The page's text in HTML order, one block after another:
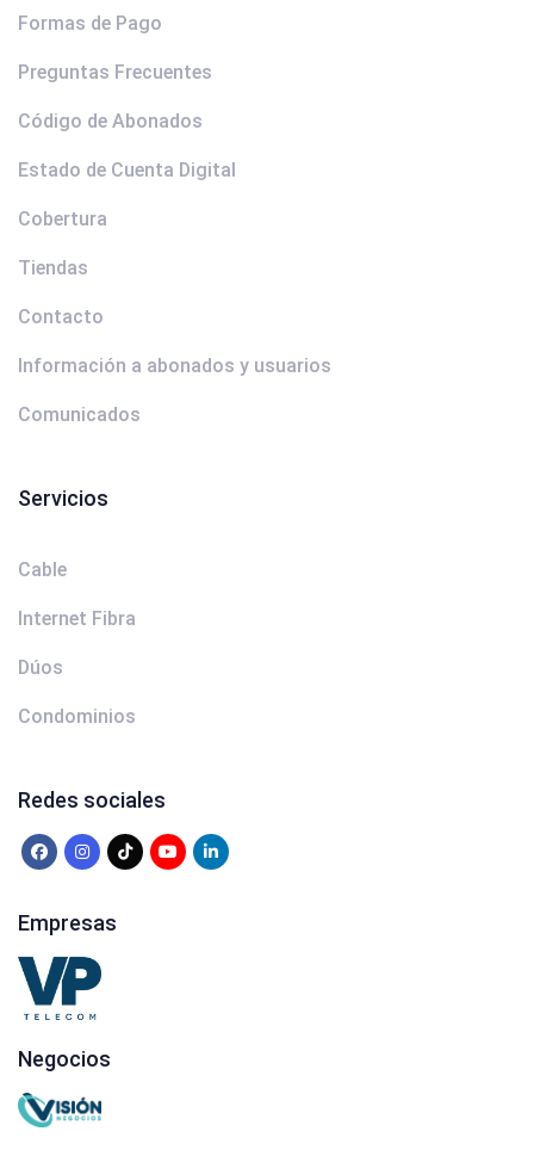
Formas de Pago
Preguntas Frecuentes
Código de Abonados
Estado de Cuenta Digital
Cobertura
Tiendas
Contacto
Información a abonados y usuarios
Comunicados
Servicios
Cable
Internet Fibra
Dúos
Condominios
Redes sociales
Empresas
Negocios